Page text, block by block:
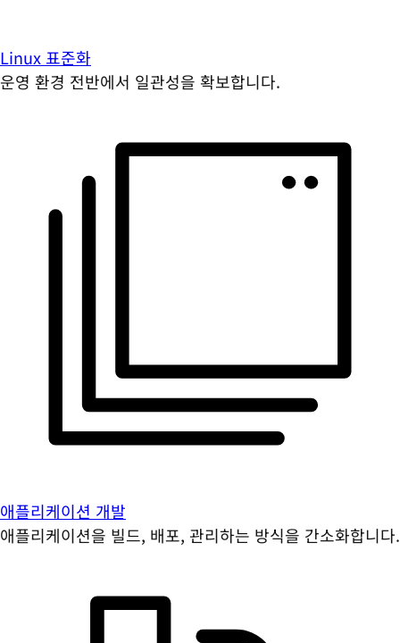
Linux 표준화
운영 환경 전반에서 일관성을 확보합니다.
애플리케이션 개발
애플리케이션을 빌드, 배포, 관리하는 방식을 간소화합니다.